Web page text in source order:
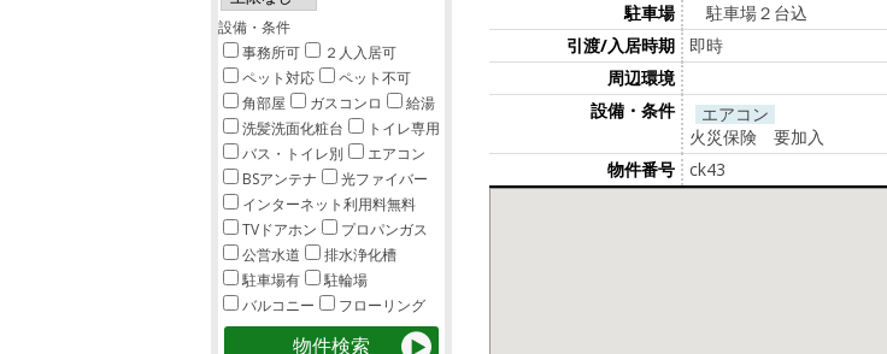
駐車場
駐車場２台込
引渡/入居時期
即時
周辺環境
設備・条件
エアコン
火災保険 要加入
物件番号
ck43
設備・条件
事務所可
２人入居可
ペット対応
ペット不可
角部屋
ガスコンロ
給湯
洗髪洗面化粧台
トイレ専用
バス・トイレ別
エアコン
BSアンテナ
光ファイバー
インターネット利用料無料
TVドアホン
プロパンガス
公営水道
排水浄化槽
駐車場有
駐輪場
バルコニー
フローリング